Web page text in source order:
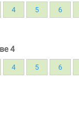
4 5 6
4
4 5 6